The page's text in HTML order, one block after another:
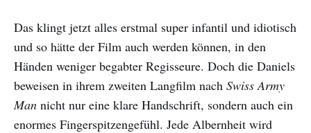
Das klingt jetzt alles erstmal super infantil und idiotisch
und so hätte der Film auch werden können, in den
Händen weniger begabter Regisseure. Doch die Daniels
beweisen in ihrem zweiten Langfilm nach Swiss Army
Man nicht nur eine klare Handschrift, sondern auch ein
enormes Fingerspitzengefühl. Jede Albernheit wird